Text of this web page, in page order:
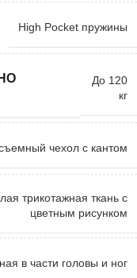
High Pocket пружины
До 120
кг
чехол с кантом
трикотажная ткань с
цветным рисунком
в части головы и ног